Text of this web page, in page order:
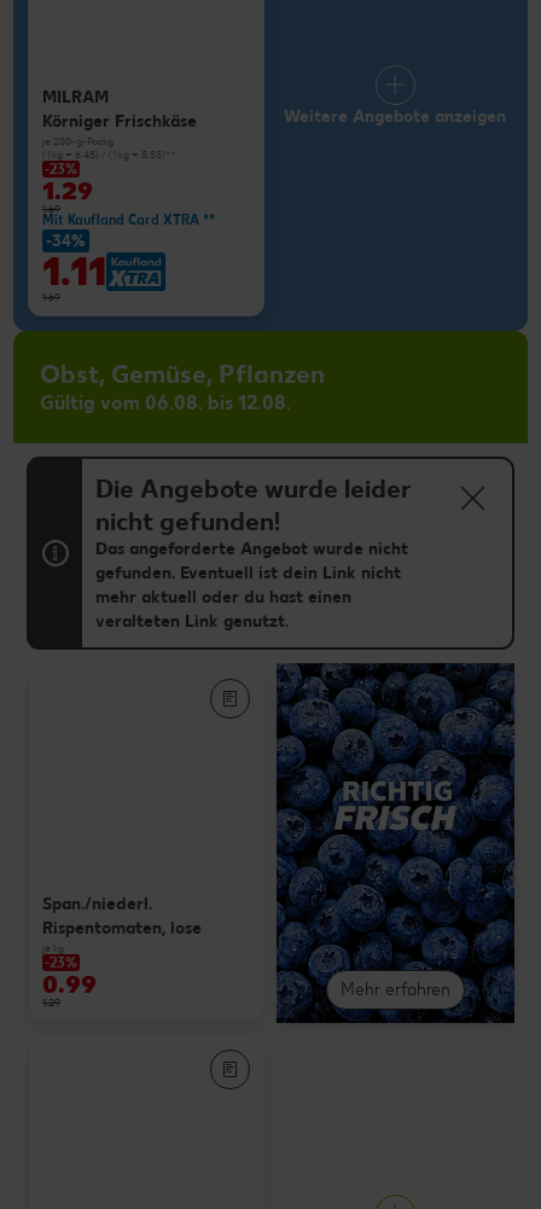
MILRAM
Körniger Frischkäse
je 200-g-Packg.
(1 kg = 6.45) / (1 kg = 5.55)**
-23%
1.29
1.69
Mit Kaufland Card XTRA **
-34%
1.11
1.69
Weitere Angebote anzeigen
Obst, Gemüse, Pflanzen
Gültig vom 06.08. bis 12.08.
Die Angebote wurde leider
nicht gefunden!
Das angeforderte Angebot wurde nicht
gefunden. Eventuell ist dein Link nicht
mehr aktuell oder du hast einen
veralteten Link genutzt.
Mehr erfahren
Span./niederl.
Rispentomaten, lose
je kg
-23%
0.99
1.29